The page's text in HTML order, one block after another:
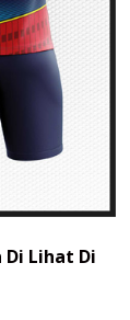
Di Lihat Di